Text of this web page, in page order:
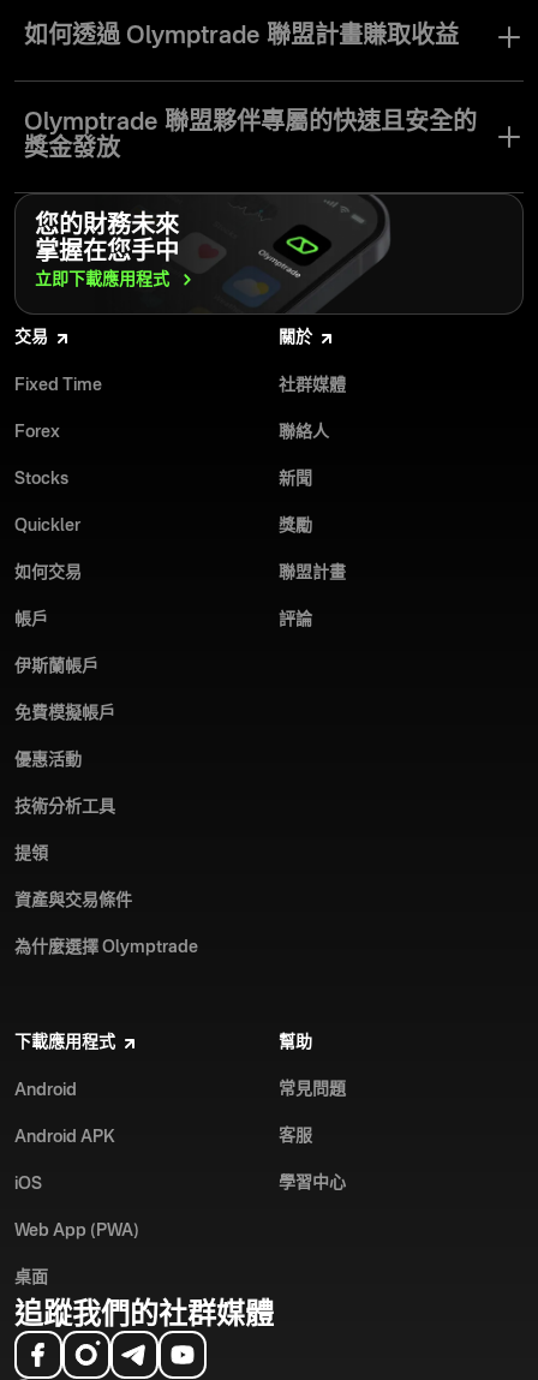
廣值得信賴的交易平台，輕鬆賺取高額佣金。Kingfin 提供彈性的佣
金模式、即時分析工具以及快速撥款，確保聯盟夥伴能輕鬆最大化
收益。無論你是經驗豐富的行銷人員，還是剛起步的新手，Kingfin
如何透過 Olymptrade 聯盟計畫賺取收益
只需在 Kingfin 註冊，選擇佣金模式（CPA 或 RevShare），即可開
始使用高轉換率的行銷工具推廣。作為頂尖的交易聯盟計畫之一，
援及輕鬆提領等多項優勢。
Olymptrade 聯盟夥伴專屬的快速且安全的
獎金發放
作為最具回饋性的聯盟計畫之一，Olymptrade 聯盟夥伴每週都能享
有快速且安全的獎金發放。多元提領選項，包括銀行轉帳、電子錢
包及加密貨幣，讓賺取佣金變得輕鬆無憂。聯盟夥伴可即時追蹤績
效，並優化策略以提升收益。立即加入 Olymptrade 聯盟計畫，開始
您的財務未來
掌握在您手中
立即下載應用程式
交易
Fixed Time
Forex
Stocks
Quickler
如何交易
帳戶
伊斯蘭帳戶
免費模擬帳戶
優惠活動
技術分析工具
提領
資產與交易條件
為什麼選擇 Olymptrade
關於
社群媒體
聯絡人
新聞
獎勵
聯盟計畫
評論
下載應用程式
Android
Android APK
iOS
Web App (PWA)
桌面
幫助
常見問題
客服
學習中心
追蹤我們的社群媒體